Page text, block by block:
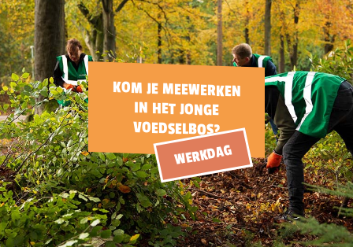
KOM JE MEEWERKEN
IN HET JONGE
VOEDSELBOS?
WERKDAG